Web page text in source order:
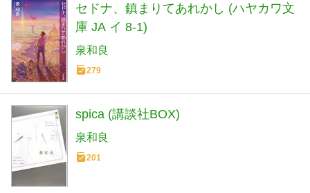
セドナ、鎮まりてあれかし (ハヤカワ文
庫 JA イ 8-1)
泉和良
279
spica (講談社BOX)
泉和良
201